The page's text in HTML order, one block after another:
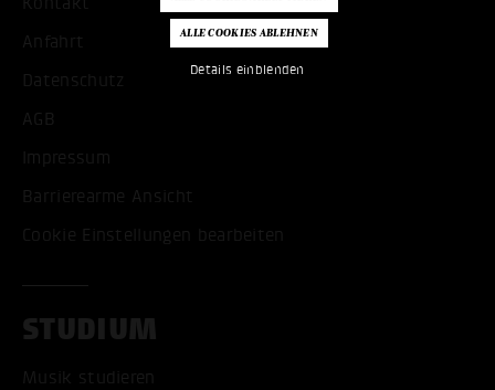
Details einblenden
Anfahrt
Datenschutz
AGB
Impressum
Barrierearme Ansicht
Cookie Einstellungen bearbeiten
STUDIUM
Musik studieren